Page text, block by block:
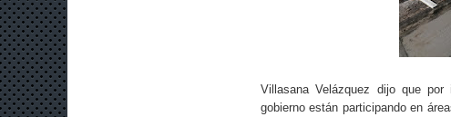
Villasana Velázquez dijo que
gobierno están participando en